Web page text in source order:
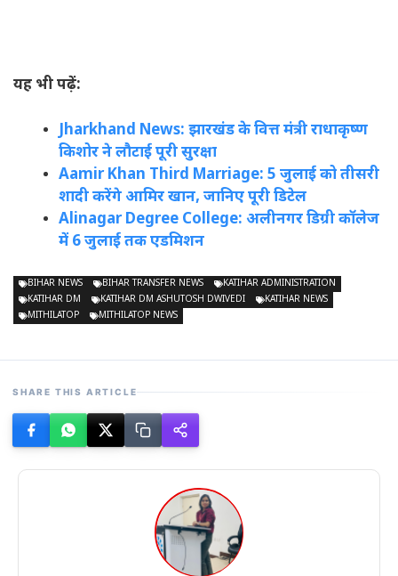
यह भी पढ़ें:
Jharkhand News: झारखंड के वित्त मंत्री राधाकृष्ण
किशोर ने लौटाई पूरी सुरक्षा
Aamir Khan Third Marriage: 5 जुलाई को तीसरी
शादी करेंगे आमिर खान, जानिए पूरी डिटेल
Alinagar Degree College: अलीनगर डिग्री कॉलेज
में 6 जुलाई तक एडमिशन
BIHAR NEWS BIHAR TRANSFER NEWS
KATIHAR ADMINISTRATION
KATIHAR DM
KATIHAR DM ASHUTOSH DWIVEDI
KATIHAR NEWS
MITHILATOP
MITHILATOP NEWS
SHARE THIS ARTICLE